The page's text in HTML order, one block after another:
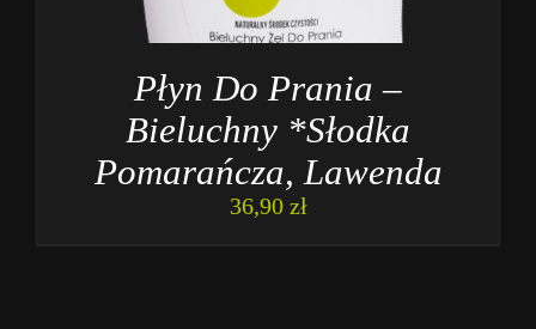
Płyn Do Prania –
Bieluchny *Słodka
Pomarańcza, Lawenda
36,90 zł